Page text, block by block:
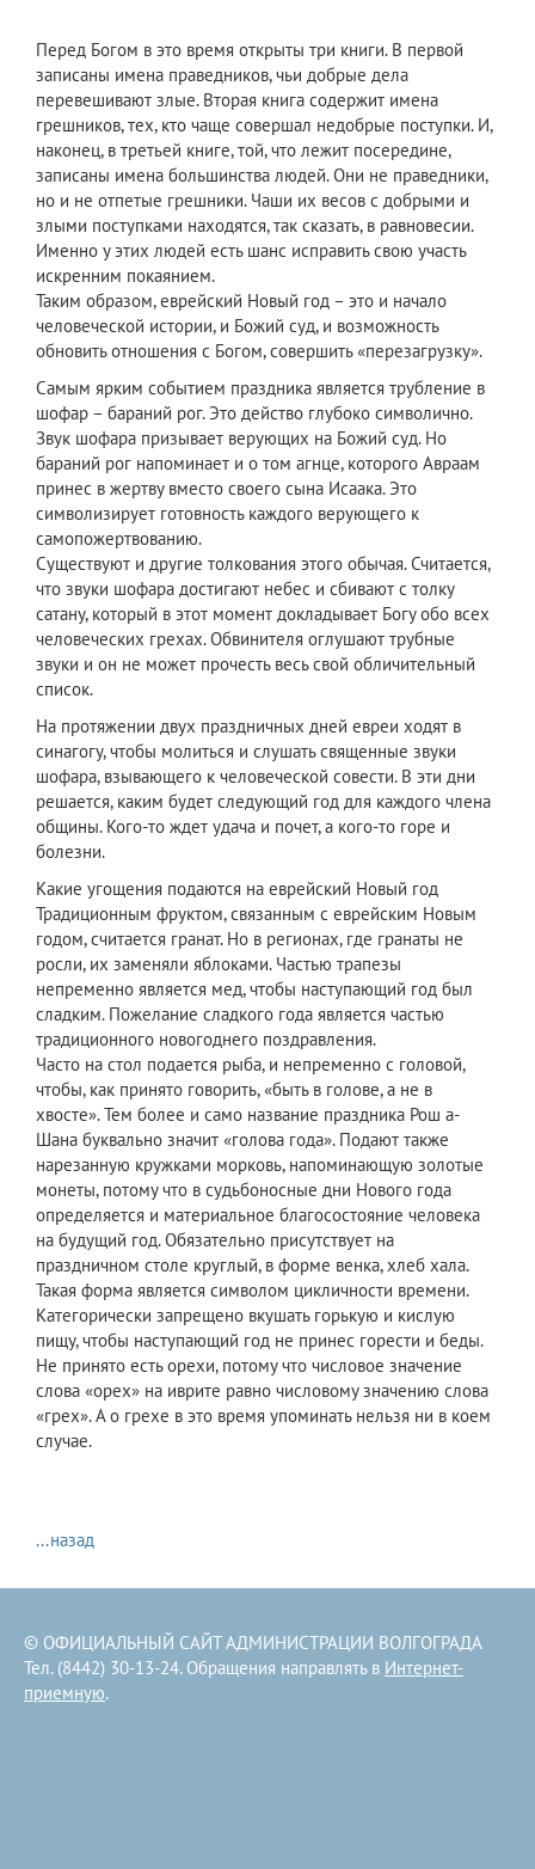
Перед Богом в это время открыты три книги. В первой
записаны имена праведников, чьи добрые дела
перевешивают злые. Вторая книга содержит имена
грешников, тех, кто чаще совершал недобрые поступки. И,
наконец, в третьей книге, той, что лежит посередине,
записаны имена большинства людей. Они не праведники,
но и не отпетые грешники. Чаши их весов с добрыми и
злыми поступками находятся, так сказать, в равновесии.
Именно у этих людей есть шанс исправить свою участь
искренним покаянием.
Таким образом, еврейский Новый год – это и начало
человеческой истории, и Божий суд, и возможность
обновить отношения с Богом, совершить «перезагрузку».
Самым ярким событием праздника является трубление в
шофар – бараний рог. Это действо глубоко символично.
Звук шофара призывает верующих на Божий суд. Но
бараний рог напоминает и о том агнце, которого Авраам
принес в жертву вместо своего сына Исаака. Это
символизирует готовность каждого верующего к
самопожертвованию.
Существуют и другие толкования этого обычая. Считается,
что звуки шофара достигают небес и сбивают с толку
сатану, который в этот момент докладывает Богу обо всех
человеческих грехах. Обвинителя оглушают трубные
звуки и он не может прочесть весь свой обличительный
список.
На протяжении двух праздничных дней евреи ходят в
синагогу, чтобы молиться и слушать священные звуки
шофара, взывающего к человеческой совести. В эти дни
решается, каким будет следующий год для каждого члена
общины. Кого-то ждет удача и почет, а кого-то горе и
болезни.
Какие угощения подаются на еврейский Новый год
Традиционным фруктом, связанным с еврейским Новым
годом, считается гранат. Но в регионах, где гранаты не
росли, их заменяли яблоками. Частью трапезы
непременно является мед, чтобы наступающий год был
сладким. Пожелание сладкого года является частью
традиционного новогоднего поздравления.
Часто на стол подается рыба, и непременно с головой,
чтобы, как принято говорить, «быть в голове, а не в
хвосте». Тем более и само название праздника Рош а-
Шана буквально значит «голова года». Подают также
нарезанную кружками морковь, напоминающую золотые
монеты, потому что в судьбоносные дни Нового года
определяется и материальное благосостояние человека
на будущий год. Обязательно присутствует на
праздничном столе круглый, в форме венка, хлеб хала.
Такая форма является символом цикличности времени.
Категорически запрещено вкушать горькую и кислую
пищу, чтобы наступающий год не принес горести и беды.
Не принято есть орехи, потому что числовое значение
слова «орех» на иврите равно числовому значению слова
«грех». А о грехе в это время упоминать нельзя ни в коем
случае.
...назад
© ОФИЦИАЛЬНЫЙ САЙТ АДМИНИСТРАЦИИ ВОЛГОГРАДА
Тел. (8442) 30-13-24. Обращения направлять в Интернет-
приемную.